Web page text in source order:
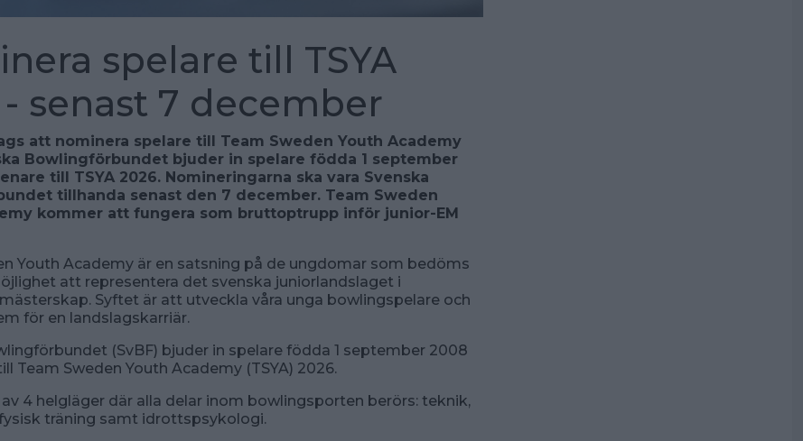
spelare till TSYA
- senast 7 december
att nominera spelare till Team Sweden Youth Academy
Bowlingförbundet bjuder in spelare födda 1 september
till TSYA 2026. Nomineringarna ska vara Svenska
tillhanda senast den 7 december. Team Sweden
kommer att fungera som bruttoptrupp inför junior-EM
Youth Academy är en satsning på de ungdomar som bedöms
att representera det svenska juniorlandslaget i
Syftet är att utveckla våra unga bowlingspelare och
för en landslagskarriär.
(SvBF) bjuder in spelare födda 1 september 2008
Team Sweden Youth Academy (TSYA) 2026.
av 4 helgläger där alla delar inom bowlingsporten berörs: teknik,
träning samt idrottspsykologi.